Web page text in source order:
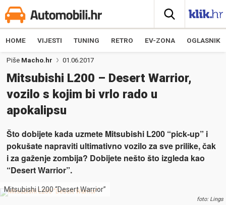
HOME VIJESTI TUNING RETRO EV-ZONA OGLASNIK
Piše Macho.hr 01.06.2017
Mitsubishi L200 – Desert Warrior,
vozilo s kojim bi vrlo rado u
apokalipsu
Što dobijete kada uzmete Mitsubishi L200 “pick-up” i
pokušate napraviti ultimativno vozilo za sve prilike, čak
i za gaženje zombija? Dobijete nešto što izgleda kao
“Desert Warrior”.
Mitsubishi L200 “Desert Warrior”
foto: Lings